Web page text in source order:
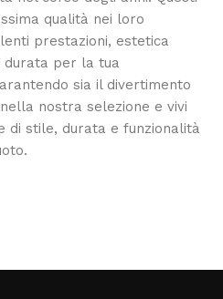
qualità nei loro
prestazioni, estetica
durata per la tua
sia il divertimento
nostra selezione e vivi
di stile, durata e funzionalità